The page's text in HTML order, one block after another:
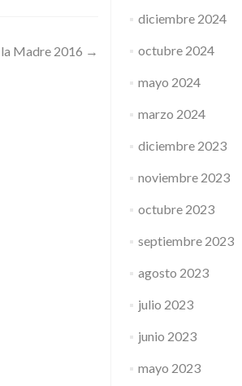
Madre 2016 →
diciembre 2024
octubre 2024
mayo 2024
marzo 2024
diciembre 2023
noviembre 2023
octubre 2023
septiembre 2023
agosto 2023
julio 2023
junio 2023
mayo 2023